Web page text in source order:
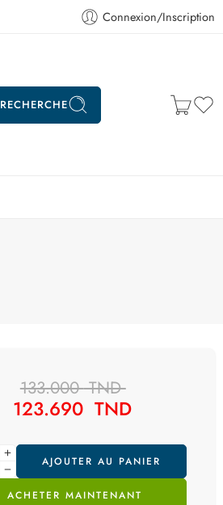
Connexion/Inscription
RECHERCHE
133.000TND
123.690 TND
AJOUTER AU PANIER
ACHETER MAINTENANT